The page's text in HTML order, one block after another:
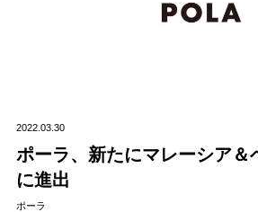
2022.03.30
ポーラ、新たにマレーシア＆
に進出
ポーラ